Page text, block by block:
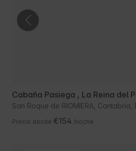
Cabaña Pasiega , La Reina del
San Roque de RIOMIERA, Cantabria,
Precio desde €154 /noche